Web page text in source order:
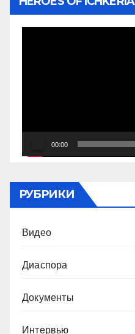
00:00
РУБРИКИ
Видео
Диаспора
Документы
Интервью